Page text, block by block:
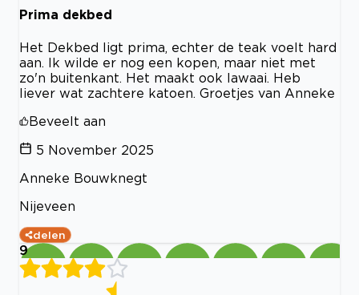
Prima dekbed
Het Dekbed ligt prima, echter de teak voelt hard
aan. Ik wilde er nog een kopen, maar niet met
zo'n buitenkant. Het maakt ook lawaai. Heb
liever wat zachtere katoen. Groetjes van Anneke
Beveelt aan
5 November 2025
Anneke Bouwknegt
Nijeveen
delen
9